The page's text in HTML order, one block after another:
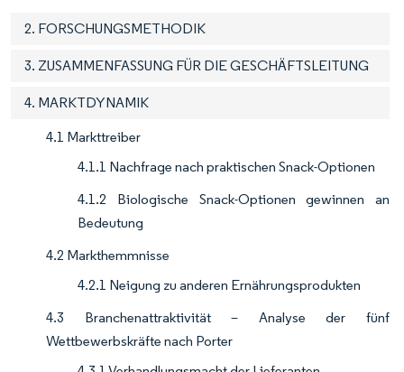
2. FORSCHUNGSMETHODIK
3. ZUSAMMENFASSUNG FÜR DIE GESCHÄFTSLEITUNG
4. MARKTDYNAMIK
4.1 Markttreiber
4.1.1 Nachfrage nach praktischen Snack-Optionen
4.1.2 Biologische Snack-Optionen gewinnen an
Bedeutung
4.2 Markthemmnisse
4.2.1 Neigung zu anderen Ernährungsprodukten
4.3 Branchenattraktivität – Analyse der fünf
Wettbewerbskräfte nach Porter